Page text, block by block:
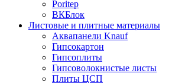
Poritep
ВКБлок
Листовые и плитные материалы
Аквапанели Knauf
Гипсокартон
Гипсоплиты
Гипсоволокнистые листы
Плиты ЦСП